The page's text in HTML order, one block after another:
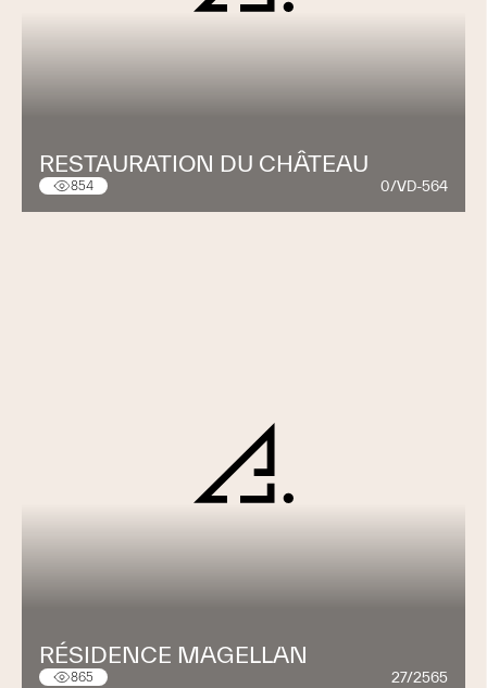
RESTAURATION DU CHÂTEAU
854 0/VD-564
RÉSIDENCE MAGELLAN
865 27/2565